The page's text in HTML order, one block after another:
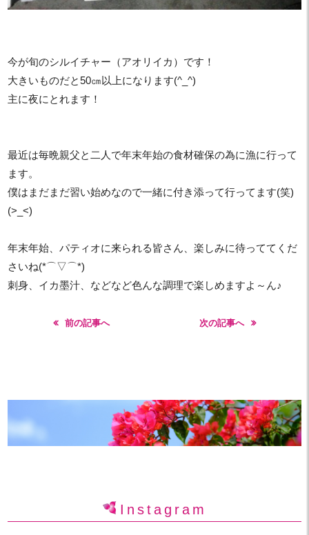
今が旬のシルイチャー（アオリイカ）です！
大きいものだと50㎝以上になります(^_^)
主に夜にとれます！
最近は毎晩親父と二人で年末年始の食材確保の為に漁に行って
ます。
僕はまだまだ習い始めなので一緒に付き添って行ってます(笑)
(>_<)
年末年始、パティオに来られる皆さん、楽しみに待っててくだ
さいね(*⌒▽⌒*)
刺身、イカ墨汁、などなど色んな調理で楽しめますよ～ん♪
前の記事へ 次の記事へ
Instagram